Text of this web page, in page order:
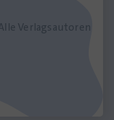
Verlagsautoren